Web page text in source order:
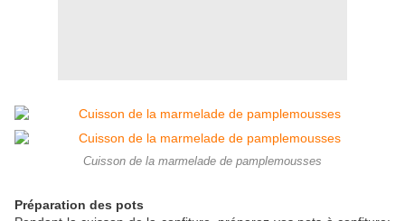
Cuisson de la marmelade de pamplemousses
Préparation des pots